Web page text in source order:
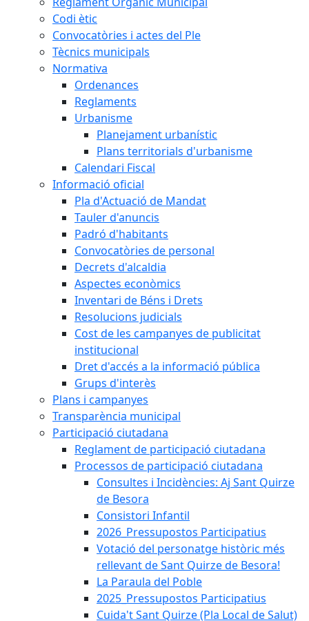
Codi ètic
Convocatòries i actes del Ple
Tècnics municipals
Normativa
Ordenances
Reglaments
Urbanisme
Planejament urbanístic
Plans territorials d'urbanisme
Calendari Fiscal
Informació oficial
Pla d'Actuació de Mandat
Tauler d'anuncis
Padró d'habitants
Convocatòries de personal
Decrets d'alcaldia
Aspectes econòmics
Inventari de Béns i Drets
Resolucions judicials
Cost de les campanyes de publicitat
institucional
Dret d'accés a la informació pública
Grups d'interès
Plans i campanyes
Transparència municipal
Participació ciutadana
Reglament de participació ciutadana
Processos de participació ciutadana
Consultes i Incidències: Aj Sant Quirze
de Besora
Consistori Infantil
2026_Pressupostos Participatius
Votació del personatge històric més
rellevant de Sant Quirze de Besora!
La Paraula del Poble
2025_Pressupostos Participatius
Cuida't Sant Quirze (Pla Local de Salut)